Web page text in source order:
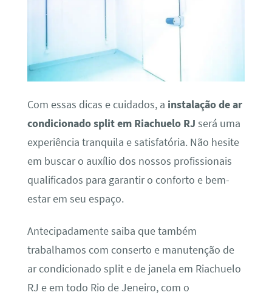
Com essas dicas e cuidados, a instalação de ar
condicionado split em Riachuelo RJ será uma
experiência tranquila e satisfatória. Não hesite
em buscar o auxílio dos nossos profissionais
qualificados para garantir o conforto e bem-
estar em seu espaço.
Antecipadamente saiba que também
trabalhamos com conserto e manutenção de
ar condicionado split e de janela em Riachuelo
RJ e em todo Rio de Jeneiro, com o